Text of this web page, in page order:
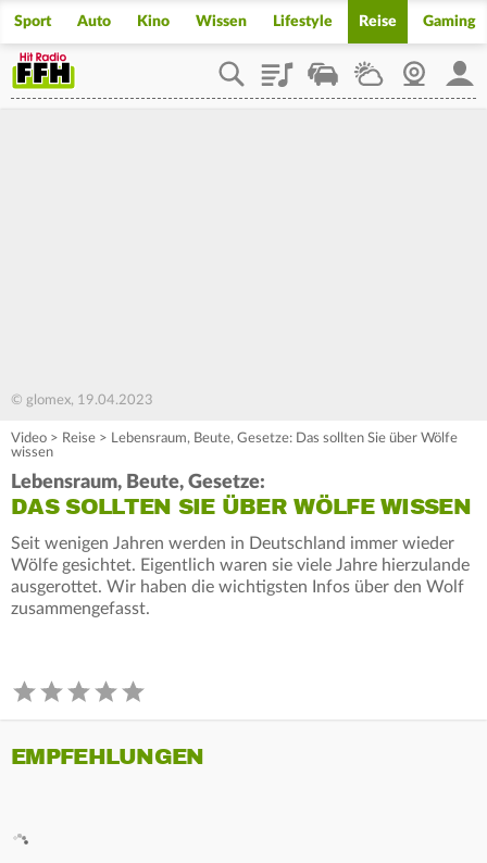
Sport Auto Kino Wissen Lifestyle Reise Gaming
PlaylistStaupilotWetterWebcam
© glomex, 19.04.2023
Video > Reise > Lebensraum, Beute, Gesetze: Das sollten Sie über Wölfe
wissen
Lebensraum, Beute, Gesetze:
DAS SOLLTEN SIE ÜBER WÖLFE WISSEN
Seit wenigen Jahren werden in Deutschland immer wieder
Wölfe gesichtet. Eigentlich waren sie viele Jahre hierzulande
ausgerottet. Wir haben die wichtigsten Infos über den Wolf
zusammengefasst.
EMPFEHLUNGEN